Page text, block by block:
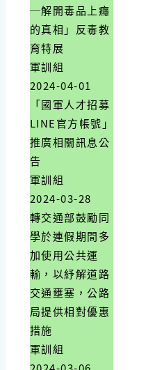
─解開毒品上癮
的真相」反毒教
育特展
軍訓組
2024-04-01
「國軍人才招募
LINE官方帳號」
推廣相關訊息公
告
軍訓組
2024-03-28
轉交通部鼓勵同
學於連假期間多
加使用公共運
輸，以紓解道路
交通壅塞，公路
局提供相對優惠
措施
軍訓組